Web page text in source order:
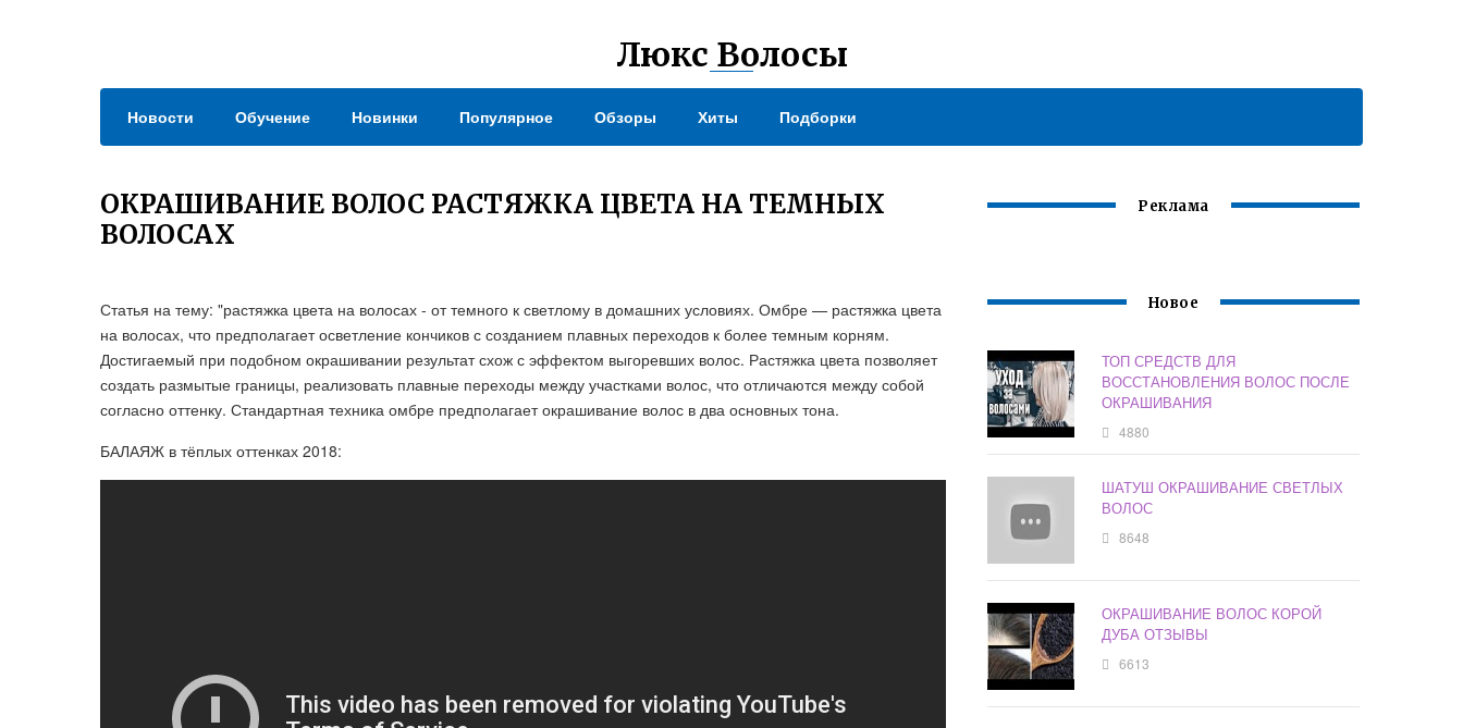
Люкс Волосы
Новости Обучение Новинки Популярное Обзоры Хиты Подборки
ОКРАШИВАНИЕ ВОЛОС РАСТЯЖКА ЦВЕТА НА ТЕМНЫХ
ВОЛОСАХ
Статья на тему: "растяжка цвета на волосах - от темного к светлому в домашних условиях. Омбре — растяжка цвета
на волосах, что предполагает осветление кончиков с созданием плавных переходов к более темным корням.
Достигаемый при подобном окрашивании результат схож с эффектом выгоревших волос. Растяжка цвета позволяет
создать размытые границы, реализовать плавные переходы между участками волос, что отличаются между собой
согласно оттенку. Стандартная техника омбре предполагает окрашивание волос в два основных тона.
БАЛАЯЖ в тёплых оттенках 2018:
Реклама
Новое
ТОП СРЕДСТВ ДЛЯ
ВОССТАНОВЛЕНИЯ ВОЛОС ПОСЛЕ
ОКРАШИВАНИЯ
4880
ШАТУШ ОКРАШИВАНИЕ СВЕТЛЫХ
ВОЛОС
8648
ОКРАШИВАНИЕ ВОЛОС КОРОЙ
ДУБА ОТЗЫВЫ
6613